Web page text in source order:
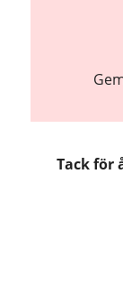
Tack för